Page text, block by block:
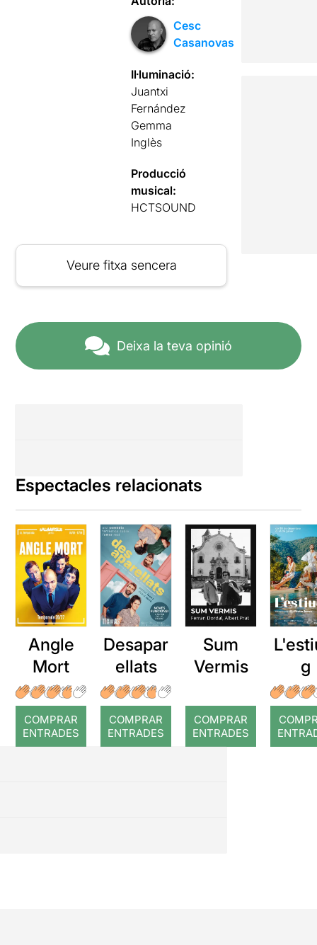
Cesc
Casanovas
Il·luminació:
Juantxi
Fernández
Gemma
Inglès
Producció
musical:
HCTSOUND
Veure fitxa sencera
Deixa la teva opinió
Espectacles relacionats
Angle
Mort
COMPRAR
ENTRADES
Desapar
ellats
COMPRAR
ENTRADES
Sum
Vermis
COMPRAR
ENTRADES
g